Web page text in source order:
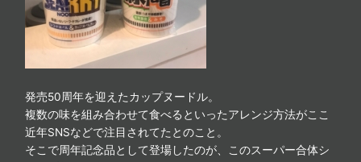
発売50周年を迎えたカップヌードル。
複数の味を組み合わせて食べるといったアレンジ方法がここ
近年SNSなどで注目されてたとのこと。
そこで周年記念品として登場したのが、このスーパー合体シ